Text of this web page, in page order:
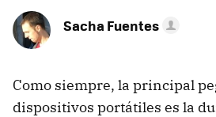
Sacha Fuentes
Como siempre, la principal
dispositivos portátiles es la